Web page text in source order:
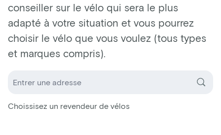
conseiller sur le vélo qui sera le plus
adapté à votre situation et vous pourrez
choisir le vélo que vous voulez (tous types
et marques compris).
Choissisez un revendeur de vélos